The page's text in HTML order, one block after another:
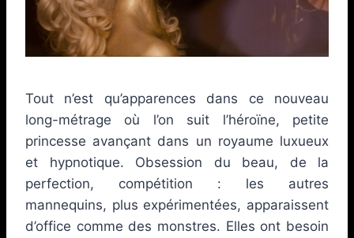
Tout n’est qu’apparences dans ce nouveau
long-métrage où l’on suit l’héroïne, petite
princesse avançant dans un royaume luxueux
et hypnotique. Obsession du beau, de la
perfection, compétition : les autres
mannequins, plus expérimentées, apparaissent
d’office comme des monstres. Elles ont besoin